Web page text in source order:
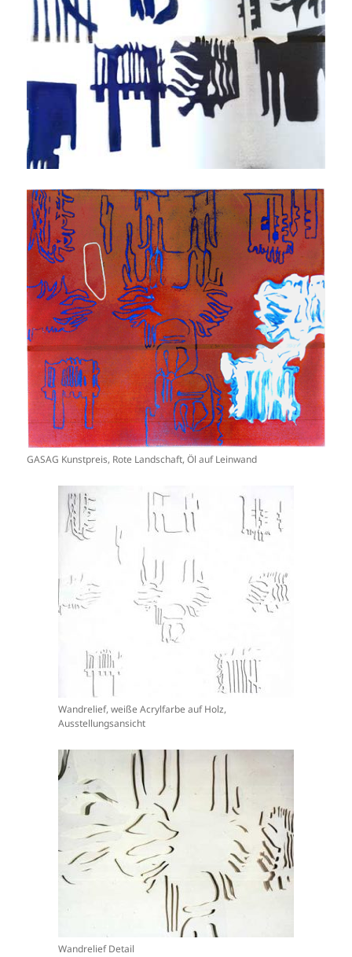
GASAG Kunstpreis, Rote Landschaft, Öl auf Leinwand
Wandrelief, weiße Acrylfarbe auf Holz,
Ausstellungsansicht
Wandrelief Detail